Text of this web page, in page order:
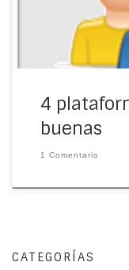
4
buenas
1 Comentario
CATEGORÍAS